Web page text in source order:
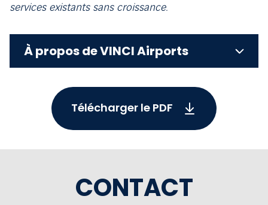
services existants sans croissance.
À propos de VINCI Airports
Télécharger le PDF
CONTACT